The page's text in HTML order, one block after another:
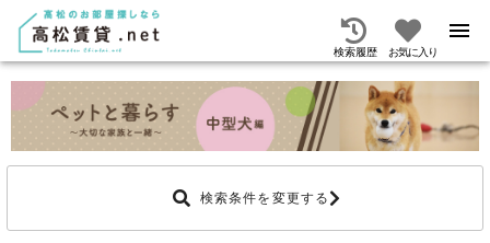
検索履歴 お気に入り
検索条件を変更する